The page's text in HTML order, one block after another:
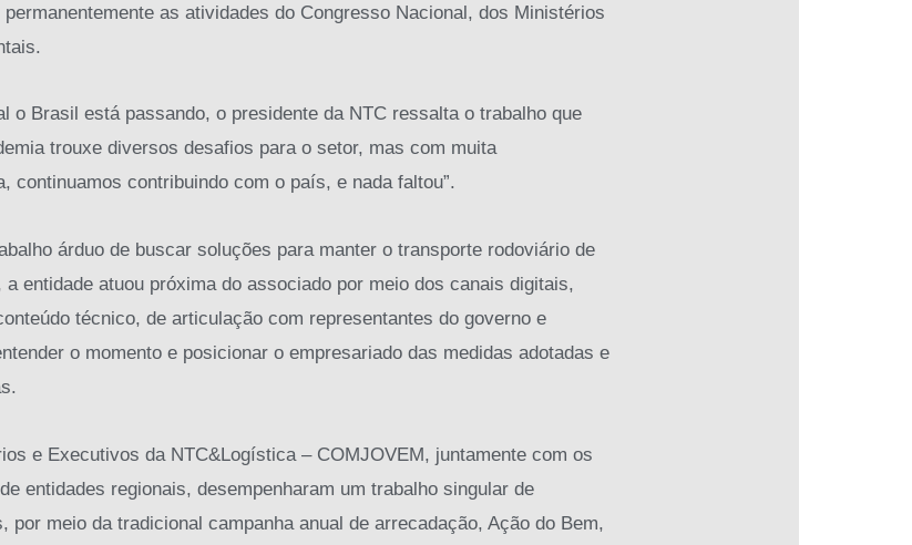
as atividades do Congresso Nacional, dos Ministérios
o Brasil está passando, o presidente da NTC ressalta o trabalho que
trouxe diversos desafios para o setor, mas com muita
continuamos contribuindo com o país, e nada faltou”.
árduo de buscar soluções para manter o transporte rodoviário de
entidade atuou próxima do associado por meio dos canais digitais,
técnico, de articulação com representantes do governo e
o momento e posicionar o empresariado das medidas adotadas e
e Executivos da NTC&Logística – COMJOVEM, juntamente com os
entidades regionais, desempenharam um trabalho singular de
meio da tradicional campanha anual de arrecadação, Ação do Bem,